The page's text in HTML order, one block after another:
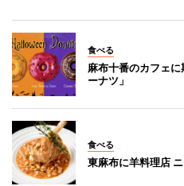
食べる
麻布十番のカフェ
ーナツ」
食べる
東麻布に羊料理店